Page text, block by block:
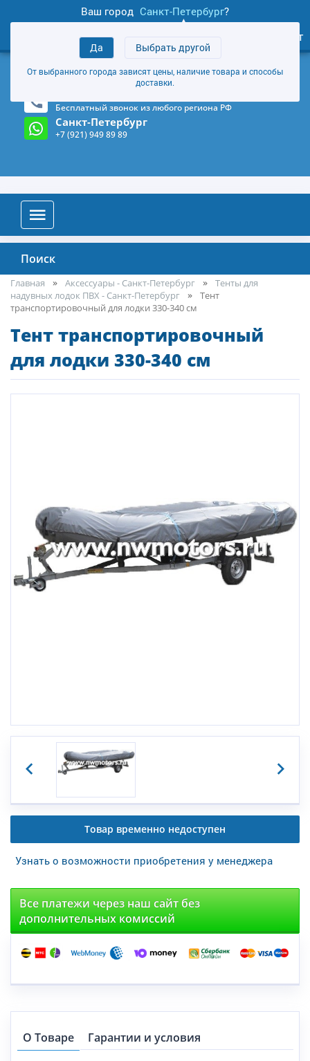
Ваш город Санкт-Петербург?
Да Выбрать другой
От выбранного города зависят цены, наличие товара и способы
доставки.
товаров
Личный кабинет
+7 (921) 949 89 89
Магазин и склад в Санкт-Петербурге (Карта)
Бесплатный звонок из любого региона РФ
Санкт-Петербург
+7 (921) 949 89 89
Поиск
Главная Аксессуары - Санкт-Петербург
Тенты для
надувных лодок ПВХ - Санкт-Петербург
Тент
транспортировочный для лодки 330-340 см
Тент транспортировочный
для лодки 330-340 см
Товар временно недоступен
Узнать о возможности приобретения у менеджера
Все платежи через наш сайт без
дополнительных комиссий
О Товаре Гарантии и условия